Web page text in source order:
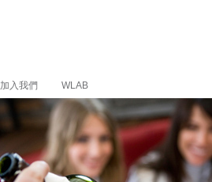
加入我們 WLAB